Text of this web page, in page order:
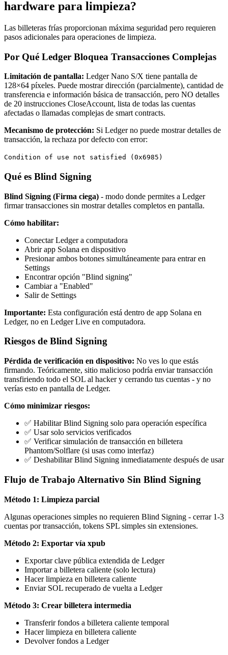
hardware para limpieza?
Las billeteras frías proporcionan máxima seguridad pero requieren
pasos adicionales para operaciones de limpieza.
Por Qué Ledger Bloquea Transacciones Complejas
Limitación de pantalla: Ledger Nano S/X tiene pantalla de
128×64 píxeles. Puede mostrar dirección (parcialmente), cantidad de
transferencia e información básica de transacción, pero NO detalles
de 20 instrucciones CloseAccount, lista de todas las cuentas
afectadas o llamadas complejas de smart contracts.
Mecanismo de protección: Si Ledger no puede mostrar detalles de
transacción, la rechaza por defecto con error:
Condition of use not satisfied (0x6985)
Qué es Blind Signing
Blind Signing (Firma ciega) - modo donde permites a Ledger
firmar transacciones sin mostrar detalles completos en pantalla.
Cómo habilitar:
Conectar Ledger a computadora
Abrir app Solana en dispositivo
Presionar ambos botones simultáneamente para entrar en
Settings
Encontrar opción "Blind signing"
Cambiar a "Enabled"
Salir de Settings
Importante: Esta configuración está dentro de app Solana en
Ledger, no en Ledger Live en computadora.
Riesgos de Blind Signing
Pérdida de verificación en dispositivo: No ves lo que estás
firmando. Teóricamente, sitio malicioso podría enviar transacción
transfiriendo todo el SOL al hacker y cerrando tus cuentas - y no
verías esto en pantalla de Ledger.
Cómo minimizar riesgos:
✅ Habilitar Blind Signing solo para operación específica
✅ Usar solo servicios verificados
✅ Verificar simulación de transacción en billetera
Phantom/Solflare (si usas como interfaz)
✅ Deshabilitar Blind Signing inmediatamente después de usar
Flujo de Trabajo Alternativo Sin Blind Signing
Método 1: Limpieza parcial
Algunas operaciones simples no requieren Blind Signing - cerrar 1-3
cuentas por transacción, tokens SPL simples sin extensiones.
Método 2: Exportar vía xpub
Exportar clave pública extendida de Ledger
Importar a billetera caliente (solo lectura)
Hacer limpieza en billetera caliente
Enviar SOL recuperado de vuelta a Ledger
Método 3: Crear billetera intermedia
Transferir fondos a billetera caliente temporal
Hacer limpieza en billetera caliente
Devolver fondos a Ledger